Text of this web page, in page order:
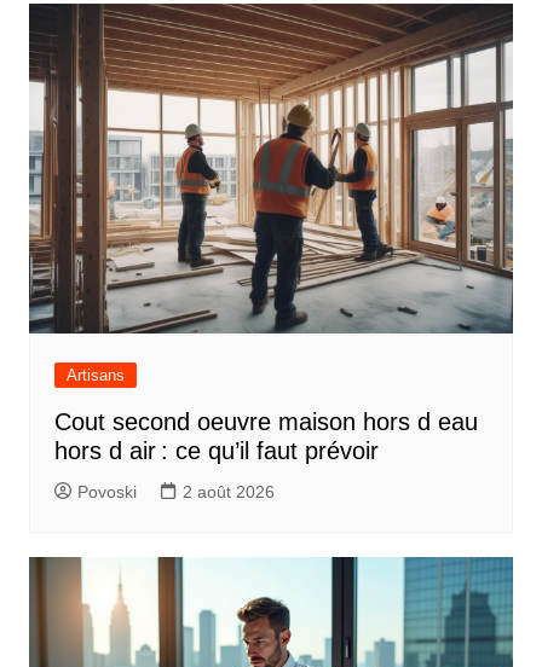
Artisans
Cout second oeuvre maison hors d eau
hors d air : ce qu’il faut prévoir
Povoski 2 août 2026